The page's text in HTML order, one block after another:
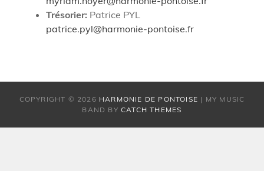
Trésorier: Patrice PYL
patrice.pyl@harmonie-pontoise.fr
COPYRIGHT © 2026 HARMONIE DE PONTOISE | MY MUSIC
BAND BYCATCH THEMES